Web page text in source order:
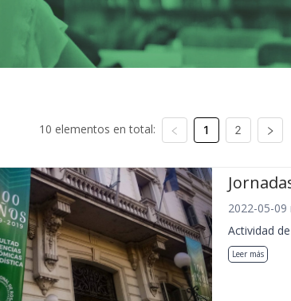
10 elementos en total: 1 2
2022-05-09
Actividad
Leer más